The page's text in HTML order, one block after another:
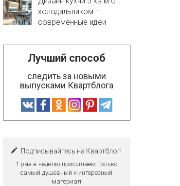
холодильником —
современные идеи
Лучший способ
следить за новыми
выпусками Квартблога
Подписывайтесь на Квартблог!
1 раз в неделю присылаем только
самый душевный и интересный
материал